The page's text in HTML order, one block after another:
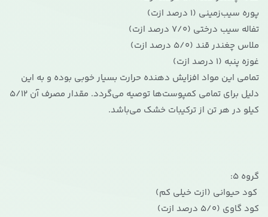
پوره سیب‌زمینی (1 درصد ازت)
تفاله سیب درختی (7/0 درصد ازت)
ملاس چغندر قند (5/0 درصد ازت)
غوزه پنبه (1 درصد ازت)
تمامی این مواد افزایش دهنده حرارت بسیار خوبی بوده و به این
دلیل برای تمامی کمپوست‌ها توصیه می‌گردد. مقدار مصرف آن 5/12
کیلو در هر تن از ترکیبات خشک می‌باشد.
گروه 5:
کود حیوانی (ازت خیلی کم)
کود گاوی (5/0 درصد ازت)